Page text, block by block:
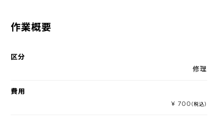
作業概要
区分
修理
費用
¥ 700 （税込）